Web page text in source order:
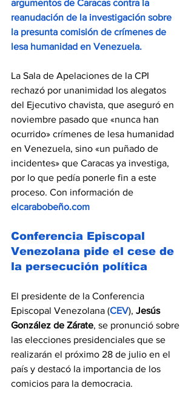
argumentos de Caracas contra la
reanudación de la investigación sobre
la presunta comisión de crímenes de
lesa humanidad en Venezuela.
La Sala de Apelaciones de la CPI
rechazó por unanimidad los alegatos
del Ejecutivo chavista, que aseguró en
noviembre pasado que «nunca han
ocurrido» crímenes de lesa humanidad
en Venezuela, sino «un puñado de
incidentes» que Caracas ya investiga,
por lo que pedía ponerle fin a este
proceso. Con información de
elcarabobeño.com
Conferencia Episcopal
Venezolana pide el cese de
la persecución política
El presidente de la Conferencia
Episcopal Venezolana (CEV), Jesús
González de Zárate, se pronunció sobre
las elecciones presidenciales que se
realizarán el próximo 28 de julio en el
país y destacó la importancia de los
comicios para la democracia.